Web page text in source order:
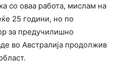
со оваа работа, мислам на
25 години, но по
за предучилишно
во Австралија продолжив